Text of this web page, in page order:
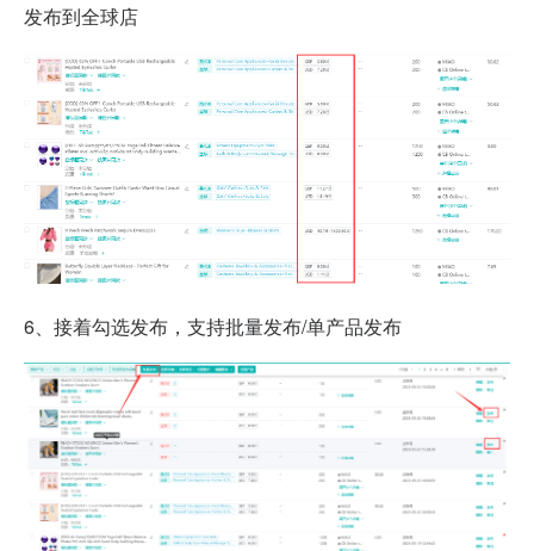
发布到全球店
6、接着勾选发布，支持批量发布/单产品发布